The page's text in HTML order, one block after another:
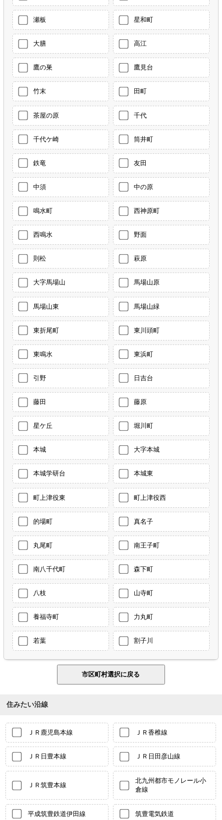
瀬板 星和町
大膳 高江
鷹の巣 鷹見台
竹末 田町
茶屋の原 千代
千代ケ崎 筒井町
鉄竜 友田
中須 中の原
鳴水町 西神原町
西鳴水 野面
則松 萩原
大字馬場山 馬場山原
馬場山東 馬場山緑
東折尾町 東川頭町
東鳴水 東浜町
引野 日吉台
藤田 藤原
星ケ丘 堀川町
本城 大字本城
本城学研台 本城東
町上津役東 町上津役西
的場町 真名子
丸尾町 南王子町
南八千代町 森下町
八枝 山寺町
養福寺町 力丸町
若葉 割子川
住みたい沿線
ＪＲ鹿児島本線 ＪＲ香椎線
ＪＲ日豊本線 ＪＲ日田彦山線
ＪＲ筑豊本線
北九州都市モノレール小
倉線
平成筑豊鉄道伊田線 筑豊電気鉄道